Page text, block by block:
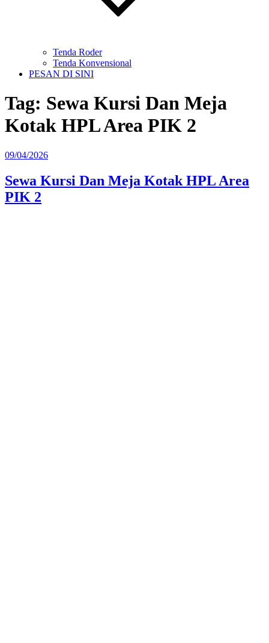
Tenda Roder
Tenda Konvensional
PESAN DI SINI
Tag: Sewa Kursi Dan Meja
Kotak HPL Area PIK 2
Diposkan
09/04/2026
Sewa Kursi Dan Meja Kotak HPL Area
PIK 2